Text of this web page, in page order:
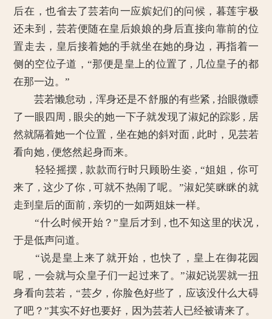
后在，也省去了芸若向一应嫔妃们的问候，暮莲宇极
还未到，芸若便随在皇后娘娘的身后直接向靠前的位
置走去，皇后接着她的手就坐在她的身边，再指着一
侧的空位子道，“那便是皇上的位置了 , 几位皇子的都
在那一边。”
芸若懒怠动，浑身还是不舒服的有些紧 , 抬眼微瞟
了一眼四周 , 眼尖的她一下子就发现了淑妃的踪影 , 居
然就隔着她一个位置，坐在她的斜对面 , 此时，见芸若
看向她 , 便悠然起身而来。
轻轻摇摆 , 款款而行时只顾盼生姿 , “姐姐，你可
来了 , 这少了你 , 可就不热闹了呢。”淑妃笑眯眯的就
走到皇后的面前 , 亲切的一如两姐妹一样。
“什么时候开始？”皇后才到 , 也不知这里的状况 ,
于是低声问道。
“说是皇上来了就开始，也快了，皇上在御花园
呢，一会就与众皇子们一起过来了。”淑妃说罢就一扭
身看向芸若，“芸夕，你脸色好些了，应该没什么大碍
了吧？”其实不好也要好，因为芸若人已经被请来了。